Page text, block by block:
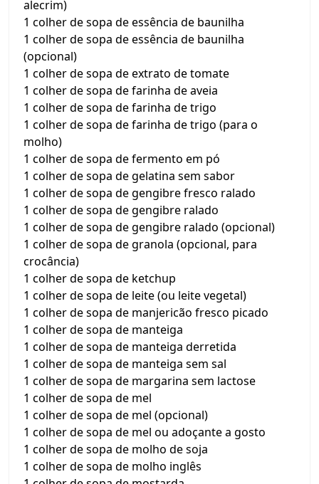
alecrim)
1 colher de sopa de essência de baunilha
1 colher de sopa de essência de baunilha
(opcional)
1 colher de sopa de extrato de tomate
1 colher de sopa de farinha de aveia
1 colher de sopa de farinha de trigo
1 colher de sopa de farinha de trigo (para o
molho)
1 colher de sopa de fermento em pó
1 colher de sopa de gelatina sem sabor
1 colher de sopa de gengibre fresco ralado
1 colher de sopa de gengibre ralado
1 colher de sopa de gengibre ralado (opcional)
1 colher de sopa de granola (opcional, para
crocância)
1 colher de sopa de ketchup
1 colher de sopa de leite (ou leite vegetal)
1 colher de sopa de manjericão fresco picado
1 colher de sopa de manteiga
1 colher de sopa de manteiga derretida
1 colher de sopa de manteiga sem sal
1 colher de sopa de margarina sem lactose
1 colher de sopa de mel
1 colher de sopa de mel (opcional)
1 colher de sopa de mel ou adoçante a gosto
1 colher de sopa de molho de soja
1 colher de sopa de molho inglês